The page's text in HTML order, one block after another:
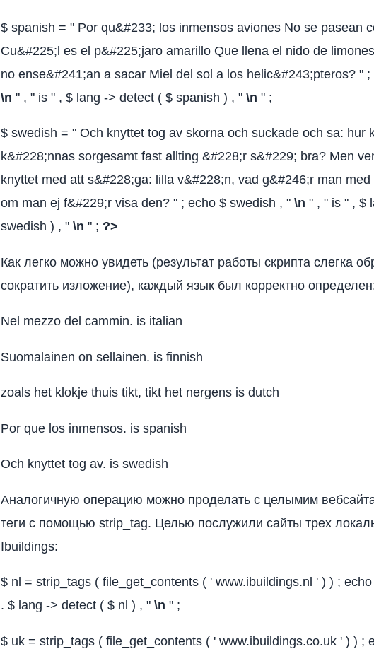
$ spanish = " Por qu&#233; los inmensos aviones No se pasean
Cu&#225;l es el p&#225;jaro amarillo Que llena el nido de
no ense&#241;an a sacar Miel del sol a los helic&#243;pteros? "
\n " , " is " , $ lang -> detect ( $ spanish ) , " \n " ;
$ swedish = " Och knyttet tog av skorna och suckade och sa: hur
k&#228;nnas sorgesamt fast allting &#228;r s&#229; bra? Men
knyttet med att s&#228;ga: lilla v&#228;n, vad g&#246;r man
om man ej f&#229;r visa den? " ; echo $ swedish , " \n " , " is " , $
swedish ) , " \n " ; ?>
Как легко можно увидеть (результат работы скрипта слегка
сократить изложение), каждый язык был корректно
Nel mezzo del cammin. is italian
Suomalainen on sellainen. is finnish
zoals het klokje thuis tikt, tikt het nergens is dutch
Por que los inmensos. is spanish
Och knyttet tog av. is swedish
Аналогичную операцию можно проделать с целымим
теги с помощью strip_tag. Целью послужили сайты трех
Ibuildings:
$ nl = strip_tags ( file_get_contents ( ' www.ibuildings.nl ' ) ) ;
. $ lang -> detect ( $ nl ) , " \n " ;
$ uk = strip_tags ( file_get_contents ( ' www.ibuildings.co.uk ' ) ) ;